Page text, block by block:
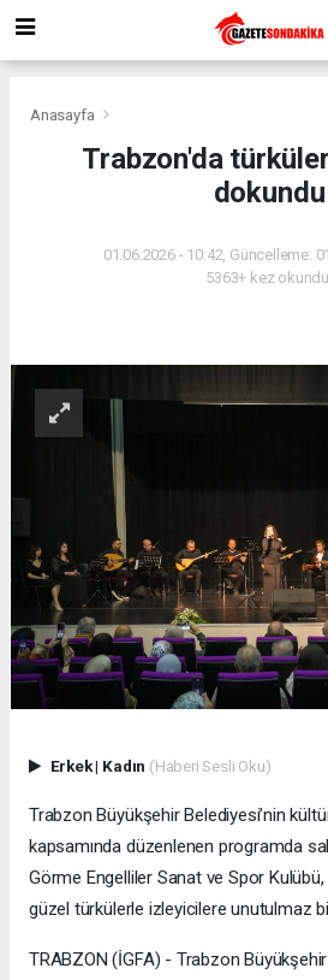
Anasayfa
Trabzon'da
dokundu
01.06.2026 - 10:42, Güncelleme:
5363+ kez okundu.
Erkek| Kadın (Haberi Sesli Oku)
Trabzon Büyükşehir Belediyesi’nin
kapsamında düzenlenen programda
Görme Engelliler Sanat ve Spor
güzel türkülerle izleyicilere unutulmaz
TRABZON (İGFA) - Trabzon